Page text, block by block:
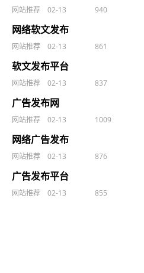
网站推荐 02-13 940
网络软文发布
网站推荐 02-13 861
软文发布平台
网站推荐 02-13 837
广告发布网
网站推荐 02-13 1009
网络广告发布
网站推荐 02-13 876
广告发布平台
网站推荐 02-13 855